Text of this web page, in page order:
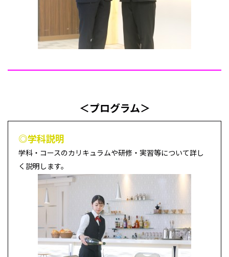
＜プログラム＞
◎学科説明
学科・コースのカリキュラムや研修・実習等について詳し
く説明します。